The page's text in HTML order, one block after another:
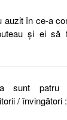
auzit în ce-a
şi ei
sunt patru
/ învingători :